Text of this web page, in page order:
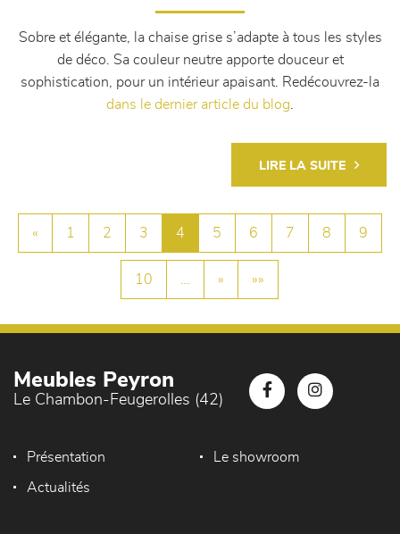
Sobre et élégante, la chaise grise s’adapte à tous les styles
de déco. Sa couleur neutre apporte douceur et
sophistication, pour un intérieur apaisant. Redécouvrez-la
dans le dernier article du blog
LIRE LA SUITE
« 1 2 3 4 5 6 7 8 9
10 » »»
Meubles Peyron
Le Chambon-Feugerolles (42)
Présentation Le showroom
Actualités